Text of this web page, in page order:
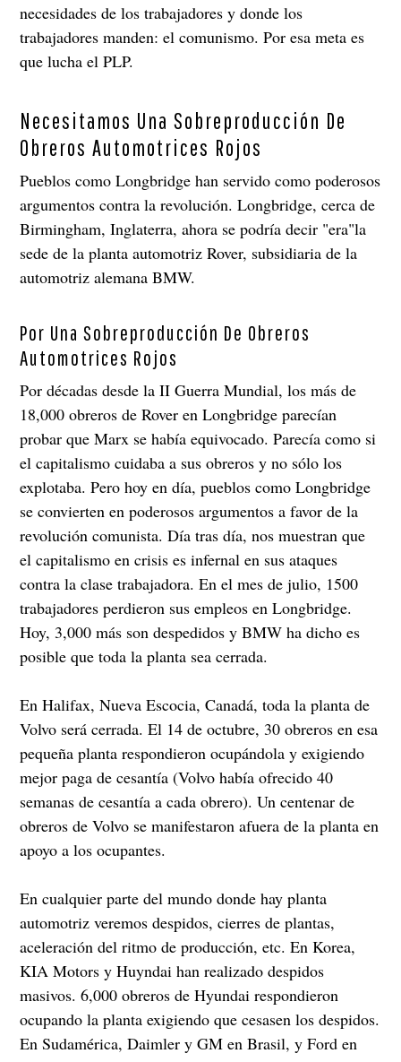
necesidades de los trabajadores y donde los
trabajadores manden: el comunismo. Por esa meta es
que lucha el PLP.
Necesitamos Una Sobreproducción De
Obreros Automotrices Rojos
Pueblos como Longbridge han servido como poderosos
argumentos contra la revolución. Longbridge, cerca de
Birmingham, Inglaterra, ahora se podría decir "era"la
sede de la planta automotriz Rover, subsidiaria de la
automotriz alemana BMW.
Por Una Sobreproducción De Obreros
Automotrices Rojos
Por décadas desde la II Guerra Mundial, los más de
18,000 obreros de Rover en Longbridge parecían
probar que Marx se había equivocado. Parecía como si
el capitalismo cuidaba a sus obreros y no sólo los
explotaba. Pero hoy en día, pueblos como Longbridge
se convierten en poderosos argumentos a favor de la
revolución comunista. Día tras día, nos muestran que
el capitalismo en crisis es infernal en sus ataques
contra la clase trabajadora. En el mes de julio, 1500
trabajadores perdieron sus empleos en Longbridge.
Hoy, 3,000 más son despedidos y BMW ha dicho es
posible que toda la planta sea cerrada.
En Halifax, Nueva Escocia, Canadá, toda la planta de
Volvo será cerrada. El 14 de octubre, 30 obreros en esa
pequeña planta respondieron ocupándola y exigiendo
mejor paga de cesantía (Volvo había ofrecido 40
semanas de cesantía a cada obrero). Un centenar de
obreros de Volvo se manifestaron afuera de la planta en
apoyo a los ocupantes.
En cualquier parte del mundo donde hay planta
automotriz veremos despidos, cierres de plantas,
aceleración del ritmo de producción, etc. En Korea,
KIA Motors y Huyndai han realizado despidos
masivos. 6,000 obreros de Hyundai respondieron
ocupando la planta exigiendo que cesasen los despidos.
En Sudamérica, Daimler y GM en Brasil, y Ford en